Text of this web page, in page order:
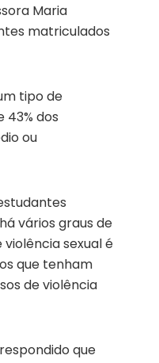
Maria
matriculados
tipo de
43% dos
ou
vários graus de
sexual é
que tenham
de violência
que